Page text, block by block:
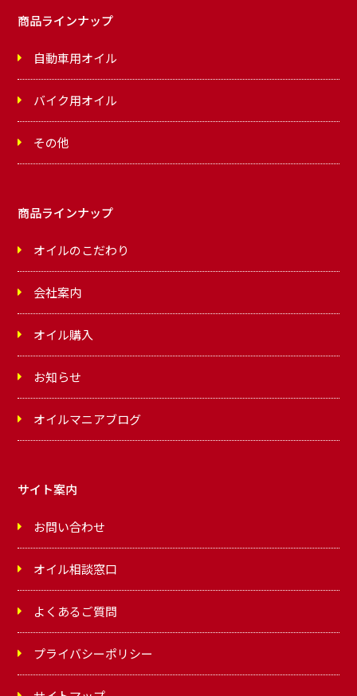
商品ラインナップ
自動車用オイル
バイク用オイル
その他
商品ラインナップ
オイルのこだわり
会社案内
オイル購入
お知らせ
オイルマニアブログ
サイト案内
お問い合わせ
オイル相談窓口
よくあるご質問
プライバシーポリシー